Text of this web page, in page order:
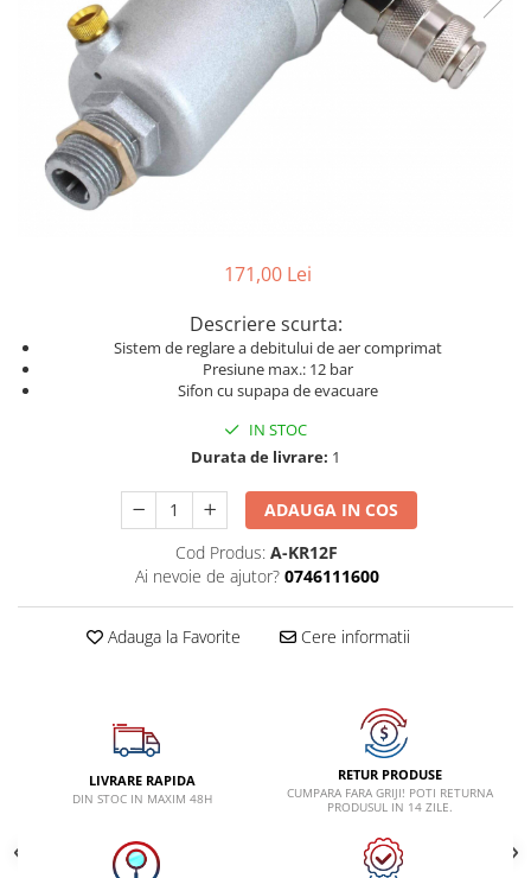
Dispozitive pentru anvelope
Gresoare
Alternator, Fulie
Mazda
Mercedes-Benz
Nissan
Opel
Peugeot
Skoda
Subaru
Dispozitive magnetice, oglinzi,
171,00 Lei
Descriere scurta:
Sistem de reglare a debitului de aer comprimat
Presiune max.: 12 bar
Sifon cu supapa de evacuare
IN STOC
Durata de livrare: 1
ADAUGA IN COS
Cod Produs: A-KR12F
Ai nevoie de ajutor? 0746111600
Adauga la Favorite Cere informatii
LIVRARE RAPIDA
DIN STOC IN MAXIM 48H
RETUR PRODUSE
CUMPARA FARA GRIJI! POTI RETURNA
PRODUSUL IN 14 ZILE.